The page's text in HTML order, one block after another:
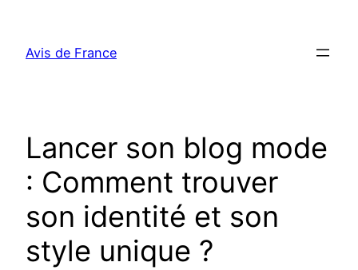
contenu
Avis de France
Lancer son blog mode
: Comment trouver
son identité et son
style unique ?